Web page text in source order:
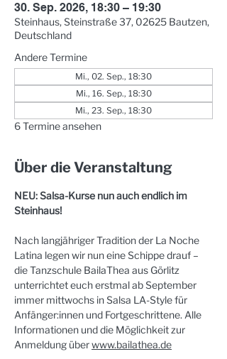
30. Sep. 2026, 18:30 – 19:30
Steinhaus, Steinstraße 37, 02625 Bautzen,
Deutschland
Andere Termine
Mi., 02. Sep., 18:30
Mi., 16. Sep., 18:30
Mi., 23. Sep., 18:30
6 Termine ansehen
Über die Veranstaltung
NEU: Salsa-Kurse nun auch endlich im
Steinhaus!
Nach langjähriger Tradition der La Noche
Latina legen wir nun eine Schippe drauf –
die Tanzschule BailaThea aus Görlitz
unterrichtet euch erstmal ab September
immer mittwochs in Salsa LA-Style für
Anfänger:innen und Fortgeschrittene. Alle
Informationen und die Möglichkeit zur
Anmeldung über www.bailathea.de